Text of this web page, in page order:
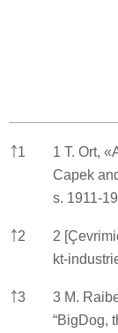
￪1
1 T. Ort,
Capek
s. 1911-
￪2 2
kt-
￪3
3 M.
“BigDog,